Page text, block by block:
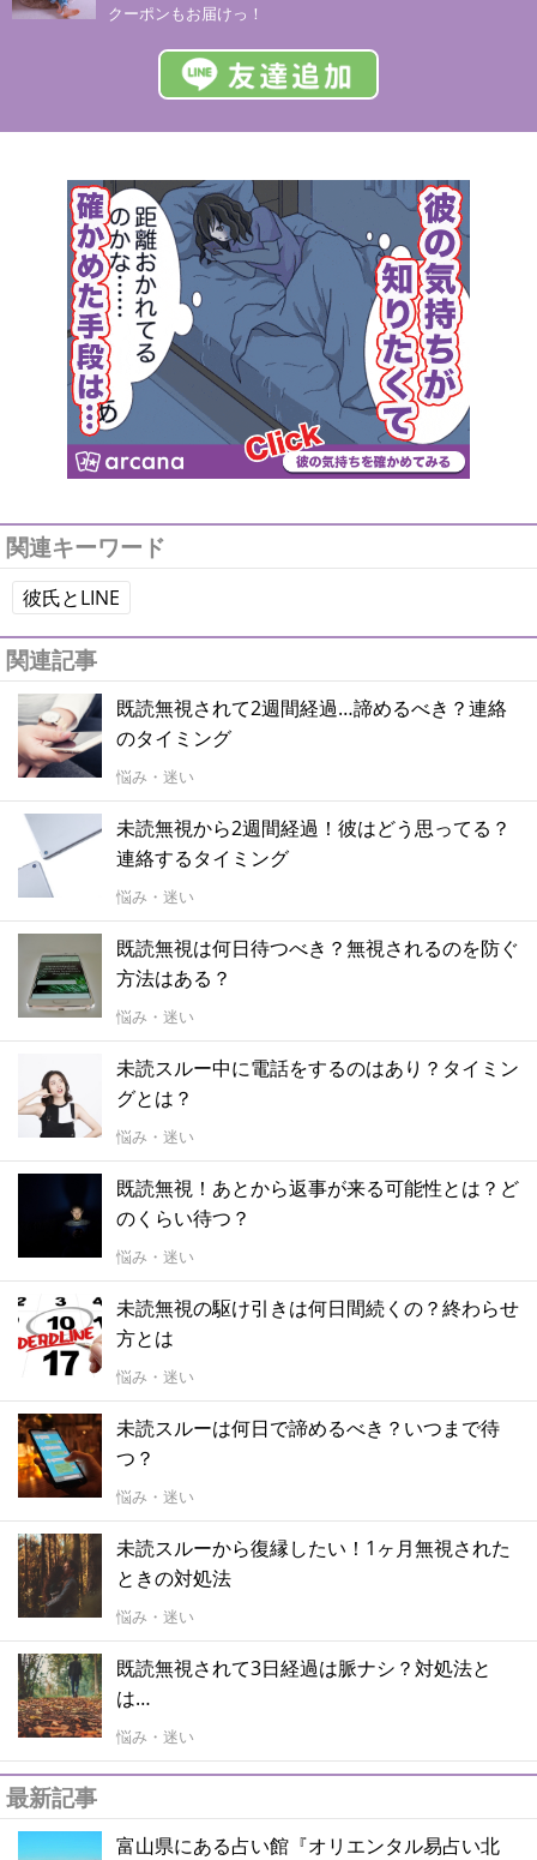
クーポンもお届けっ！
関連キーワード
彼氏とLINE
関連記事
既読無視されて2週間経過…諦めるべき？連絡
のタイミング
悩み・迷い
未読無視から2週間経過！彼はどう思ってる？
連絡するタイミング
悩み・迷い
既読無視は何日待つべき？無視されるのを防ぐ
方法はある？
悩み・迷い
未読スルー中に電話をするのはあり？タイミン
グとは？
悩み・迷い
既読無視！あとから返事が来る可能性とは？ど
のくらい待つ？
悩み・迷い
未読無視の駆け引きは何日間続くの？終わらせ
方とは
悩み・迷い
未読スルーは何日で諦めるべき？いつまで待
つ？
悩み・迷い
未読スルーから復縁したい！1ヶ月無視された
ときの対処法
悩み・迷い
既読無視されて3日経過は脈ナシ？対処法と
は…
悩み・迷い
最新記事
富山県にある占い館『オリエンタル易占い北